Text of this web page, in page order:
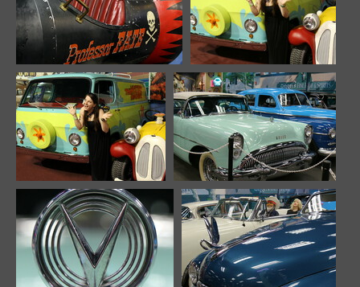
odwiedzin
Image 642
10186 odwiedzin
Image 643
10213 odwiedzin
Image 644
10104 odwiedzin
Image 645
10147 odwiedzin